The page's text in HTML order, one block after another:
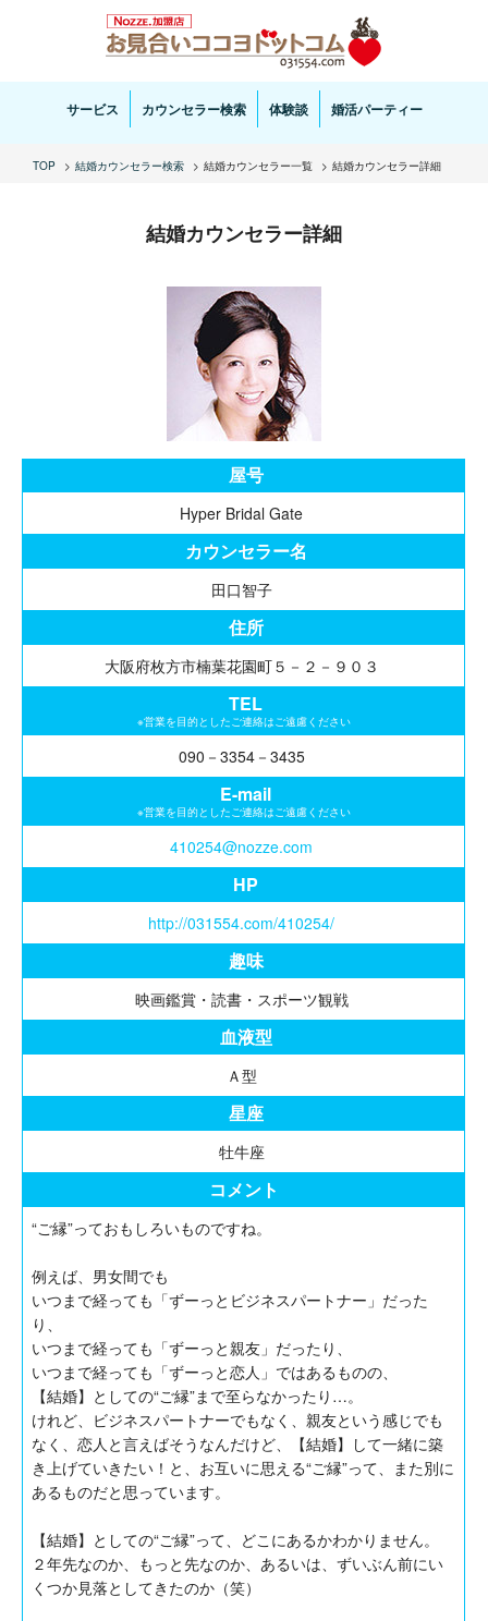
お見合い・結婚相談ならお見合いココヨドットコムへ。専任の結婚カウンセラーがサポートいた
します。
サービス カウンセラー検索 体験談 婚活パーティー
TOP 結婚カウンセラー検索 結婚カウンセラー一覧 結婚カウンセラー詳細
結婚カウンセラー詳細
屋号
Hyper Bridal Gate
カウンセラー名
田口智子
住所
大阪府枚方市楠葉花園町５－２－９０３
TEL
※営業を目的としたご連絡はご遠慮ください
090－3354－3435
E-mail
※営業を目的としたご連絡はご遠慮ください
410254@nozze.com
HP
http://031554.com/410254/
趣味
映画鑑賞・読書・スポーツ観戦
血液型
Ａ型
星座
牡牛座
コメント
“ご縁”っておもしろいものですね。
例えば、男女間でも
いつまで経っても「ずーっとビジネスパートナー」だった
り、
いつまで経っても「ずーっと親友」だったり、
いつまで経っても「ずーっと恋人」ではあるものの、
【結婚】としての“ご縁”まで至らなかったり…。
けれど、ビジネスパートナーでもなく、親友という感じでも
なく、恋人と言えばそうなんだけど、【結婚】して一緒に築
き上げていきたい！と、お互いに思える“ご縁”って、また別に
あるものだと思っています。
【結婚】としての“ご縁”って、どこにあるかわかりません。
２年先なのか、もっと先なのか、あるいは、ずいぶん前にい
くつか見落としてきたのか（笑）